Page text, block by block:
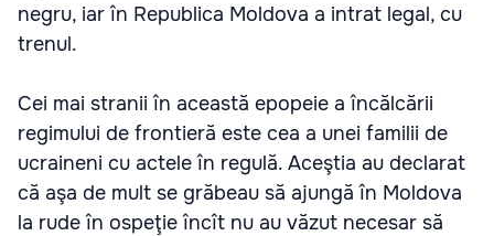
negru, iar în Republica Moldova a intrat legal, cu
trenul.
Cei mai stranii în această epopeie a încălcării
regimului de frontieră este cea a unei familii de
ucraineni cu actele în regulă. Aceştia au declarat
că aşa de mult se grăbeau să ajungă în Moldova
la rude în ospeţie încît nu au văzut necesar să